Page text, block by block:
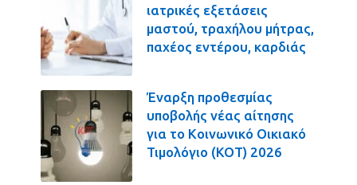
ιατρικές εξετάσεις
μαστού, τραχήλου μήτρας,
παχέος εντέρου, καρδιάς
Έναρξη προθεσμίας
υποβολής νέας αίτησης
για το Κοινωνικό Οικιακό
Τιμολόγιο (ΚΟΤ) 2026